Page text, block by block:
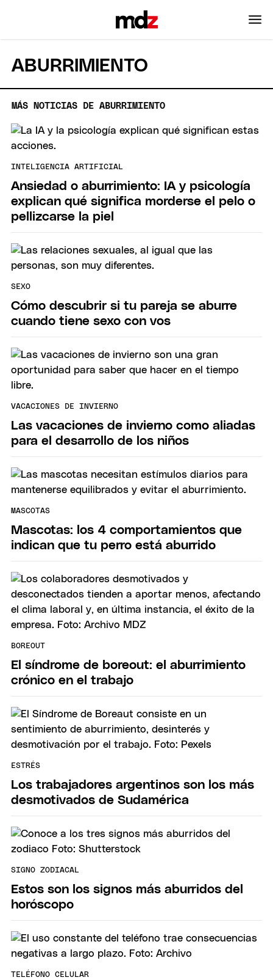
ABURRIMIENTO
MÁS NOTICIAS DE ABURRIMIENTO
INTELIGENCIA ARTIFICIAL
Ansiedad o aburrimiento: IA y psicología
explican qué significa morderse el pelo o
pellizcarse la piel
SEXO
Cómo descubrir si tu pareja se aburre
cuando tiene sexo con vos
VACACIONES DE INVIERNO
Las vacaciones de invierno como aliadas
para el desarrollo de los niños
MASCOTAS
Mascotas: los 4 comportamientos que
indican que tu perro está aburrido
BOREOUT
El síndrome de boreout: el aburrimiento
crónico en el trabajo
ESTRÉS
Los trabajadores argentinos son los más
desmotivados de Sudamérica
SIGNO ZODIACAL
Estos son los signos más aburridos del
horóscopo
TELÉFONO CELULAR